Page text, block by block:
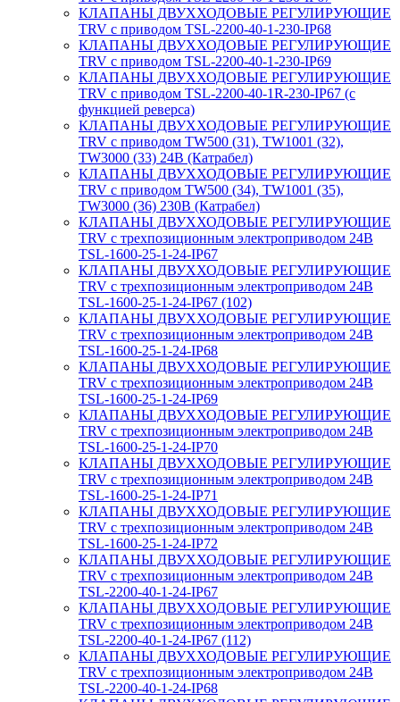
КЛАПАНЫ ДВУХХОДОВЫЕ РЕГУЛИРУЮЩИЕ
TRV с приводом TSL-2200-40-1-230-IP68
КЛАПАНЫ ДВУХХОДОВЫЕ РЕГУЛИРУЮЩИЕ
TRV с приводом TSL-2200-40-1-230-IP69
КЛАПАНЫ ДВУХХОДОВЫЕ РЕГУЛИРУЮЩИЕ
TRV с приводом TSL-2200-40-1R-230-IP67 (с
функцией реверса)
КЛАПАНЫ ДВУХХОДОВЫЕ РЕГУЛИРУЮЩИЕ
TRV с приводом TW500 (31), TW1001 (32),
TW3000 (33) 24В (Катрабел)
КЛАПАНЫ ДВУХХОДОВЫЕ РЕГУЛИРУЮЩИЕ
TRV с приводом TW500 (34), TW1001 (35),
TW3000 (36) 230В (Катрабел)
КЛАПАНЫ ДВУХХОДОВЫЕ РЕГУЛИРУЮЩИЕ
TRV с трехпозиционным электроприводом 24В
TSL-1600-25-1-24-IP67
КЛАПАНЫ ДВУХХОДОВЫЕ РЕГУЛИРУЮЩИЕ
TRV с трехпозиционным электроприводом 24В
TSL-1600-25-1-24-IP67 (102)
КЛАПАНЫ ДВУХХОДОВЫЕ РЕГУЛИРУЮЩИЕ
TRV с трехпозиционным электроприводом 24В
TSL-1600-25-1-24-IP68
КЛАПАНЫ ДВУХХОДОВЫЕ РЕГУЛИРУЮЩИЕ
TRV с трехпозиционным электроприводом 24В
TSL-1600-25-1-24-IP69
КЛАПАНЫ ДВУХХОДОВЫЕ РЕГУЛИРУЮЩИЕ
TRV с трехпозиционным электроприводом 24В
TSL-1600-25-1-24-IP70
КЛАПАНЫ ДВУХХОДОВЫЕ РЕГУЛИРУЮЩИЕ
TRV с трехпозиционным электроприводом 24В
TSL-1600-25-1-24-IP71
КЛАПАНЫ ДВУХХОДОВЫЕ РЕГУЛИРУЮЩИЕ
TRV с трехпозиционным электроприводом 24В
TSL-1600-25-1-24-IP72
КЛАПАНЫ ДВУХХОДОВЫЕ РЕГУЛИРУЮЩИЕ
TRV с трехпозиционным электроприводом 24В
TSL-2200-40-1-24-IP67
КЛАПАНЫ ДВУХХОДОВЫЕ РЕГУЛИРУЮЩИЕ
TRV с трехпозиционным электроприводом 24В
TSL-2200-40-1-24-IP67 (112)
КЛАПАНЫ ДВУХХОДОВЫЕ РЕГУЛИРУЮЩИЕ
TRV с трехпозиционным электроприводом 24В
TSL-2200-40-1-24-IP68